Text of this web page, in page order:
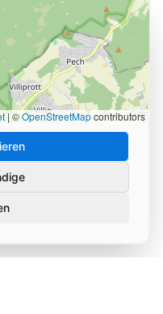
Technologien, um
und zu
helfen Sie uns,
| ©OpenStreetMapcontributors